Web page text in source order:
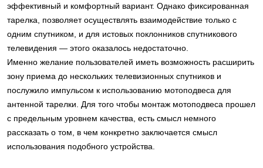
эффективный и комфортный вариант. Однако фиксированная
тарелка, позволяет осуществлять взаимодействие только с
одним спутником, и для истовых поклонников спутникового
телевидения — этого оказалось недостаточно.
Именно желание пользователей иметь возможность расширить
зону приема до нескольких телевизионных спутников и
послужило импульсом к использованию мотоподвеса для
антенной тарелки. Для того чтобы монтаж мотоподвеса прошел
с предельным уровнем качества, есть смысл немного
рассказать о том, в чем конкретно заключается смысл
использования подобного устройства.